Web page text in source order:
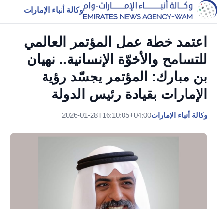
وكالة أنباء الإمارات
اعتمد خطة عمل المؤتمر العالمي
للتسامح والأخوّة الإنسانية.. نهيان
بن مبارك: المؤتمر يجسّد رؤية
الإمارات بقيادة رئيس الدولة
وكالة أنباء الإمارات2026-01-28T16:10:05+04:00